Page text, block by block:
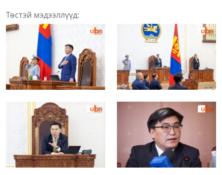
Төстэй мэдээллүүд: